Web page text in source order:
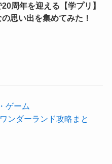
周年を迎える【学プリ】
思い出を集めてみた！
ゲーム
ンダーランド攻略まと